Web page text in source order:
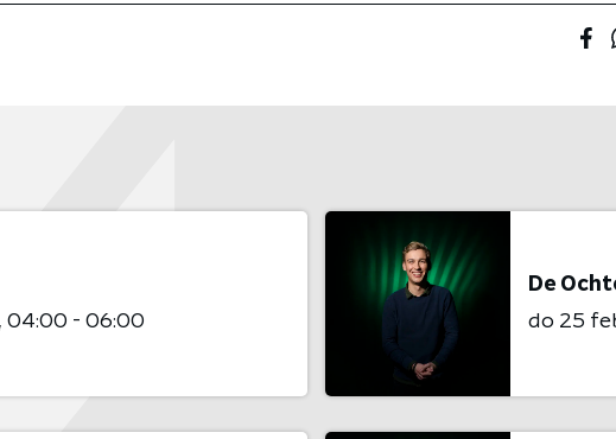
04:00 - 06:00
De
do 25